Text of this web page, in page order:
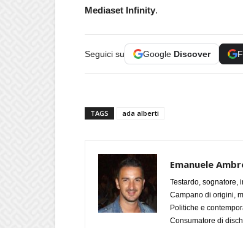
Mediaset Infinity.
Seguici su Google Discover
TAGS ada alberti
Emanuele
Testardo, sognatore,
Campano di origini,
Politiche e
Consumatore di